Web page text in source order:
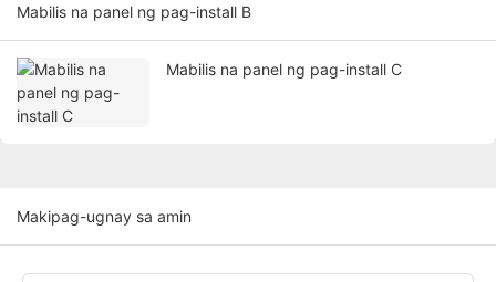
Mabilis na panel ng pag-install B
Mabilis na panel ng pag-install C
Makipag-ugnay sa amin